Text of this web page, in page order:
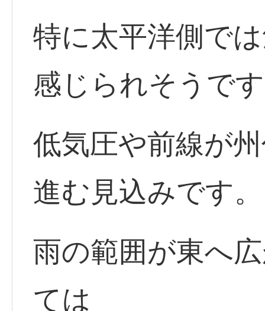
特に太平洋側で
感じられそうで
低気圧や前線が
進む見込みです。
雨の範囲が東へ
ては